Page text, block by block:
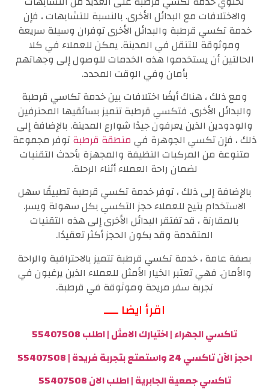
والاختلافات مع البدائل الأخرى. بالنسبة للتشابهات ، فإن
خدمة تكسي قرطبة والبدائل الأخرى توفران وسيلة سريعة
وموثوقة للتنقل في المدينة. يمكن للعملاء في كلا
الحالتين أن يستخدموا هذه الخدمات للوصول إلى وجهاتهم
بأمان وفي الوقت المحدد.
ومع ذلك ، هناك أيضًا اختلافات بين خدمة تكاسي قرطبة
والبدائل الأخرى. فتكسي قرطبة تتميز بسائقيها المحترفين
والودودين الذين يعرفون جيدًا شوارع المدينة. بالإضافة إلى
ذلك ، فإن تكسي الجوهرة في منطقة قرطبةتوفر مجموعة
متنوعة من المركبات النظيفة والمجهزة بأحدث التقنيات
لضمان راحة العملاء أثناء الرحلة.
بالإضافة إلى ذلك ، توفر خدمة تكسي قرطبة تطبيقًا سهل
الاستخدام يتيح للعملاء حجز التكسي بكل سهولة ويسر.
بالمقارنة ، قد تفتقر البدائل الأخرى إلى هذه التقنيات
المتقدمة وقد يكون الحجز أكثر تعقيدًا.
بصفة عامة ، خدمة تكسي قرطبة تتميز بالاحترافية والراحة
والأمان. فهي تعتبر الخيار الأمثل للعملاء الذين يرغبون في
تجربة سفر مريحة وموثوقة في قرطبة.
اقرأ ايضا ــــ
تاكسي الجهراء | اختيارك الامثل | اطلب 55407508
احجز الآن تاكسي 24 واستمتع بتجربة فريدة | 55407508
تاكسي جمعية الجابرية | اطلب الان 55407508